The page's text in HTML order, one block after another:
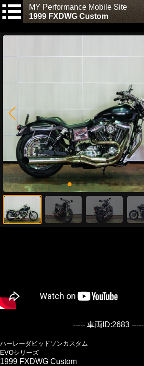
MY Performance Mobile Site
1999 FXDWG Custom
----- 車両ID:2683 -----
ハーレーダビッドソンカスタム
EVOシリーズ
1999 FXDWG Custom